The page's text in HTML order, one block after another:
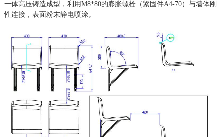
一体高压铸造成型，利用M8*80的膨胀螺栓（紧固件A4-70）与墙体刚
性连接，表面粉末静电喷涂。